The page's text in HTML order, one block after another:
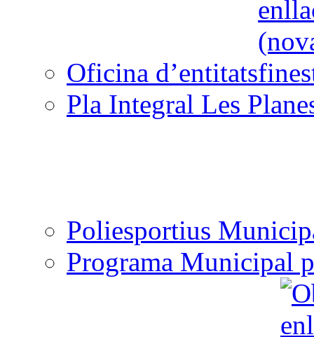
Oficina d’entitats
Pla Integral Les
Poliesportius
Programa Municipal